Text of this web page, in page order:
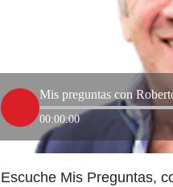
Mis preguntas con
00:00:00
Escuche Mis Preguntas,